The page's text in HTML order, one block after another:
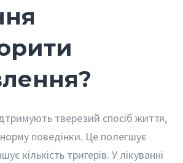
тверезий спосіб життя,
поведінки. Це полегшує
кількість тригерів. У лікуванні